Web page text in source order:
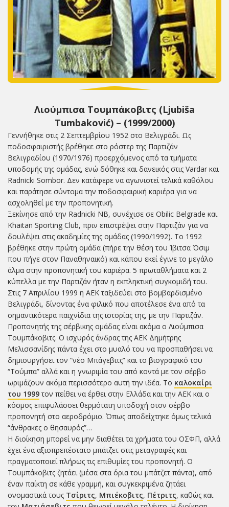
Λιούμπισα Τουμπάκοβιτς (Ljubiša
Tumbaković) – (1999/2000)
Γεννήθηκε στις 2 Σεπτεμβρίου 1952 στο Βελιγράδι. Ως
ποδοσφαιριστής βρέθηκε στο ρόστερ της Παρτιζάν
Βελιγραδίου (1970/1976) προερχόμενος από τα τμήματα
υποδομής της ομάδας, ενώ δόθηκε και δανεικός στις Vardar και
Radnicki Sombor. Δεν κατάφερε να αγωνιστεί τελικά καθόλου
και παράτησε σύντομα την ποδοσφαιρική καριέρα για να
ασχοληθεί με την προπονητική.
Ξεκίνησε από την Radnicki NB, συνέχισε σε Obilic Belgrade και
Khaitan Sporting Club, πριν επιστρέψει στην Παρτιζάν για να
δουλέψει στις ακαδημίες της ομάδας (1990/1992). Το 1992
βρέθηκε στην πρώτη ομάδα (πήρε την θέση του Ίβιτσα Όσιμ
που πήγε στον Παναθηναικό) και κάπου εκεί έγινε το μεγάλο
άλμα στην προπονητική του καριέρα. 5 πρωταθλήματα και 2
κύπελλα με την Παρτιζάν ήταν η εκπληκτική συγκομιδή του.
Στις 7 Απριλίου 1999 η ΑΕΚ ταξιδεύει στο βομβαρδισμένο
Βελιγράδι, δίνοντας ένα φιλικό που αποτέλεσε ένα από τα
σημαντικότερα παιχνίδια της ιστορίας της, με την Παρτιζάν.
Προπονητής της σέρβικης ομάδας είναι ακόμα ο Λιούμπισα
Τουμπάκοβιτς. Ο ισχυρός άνδρας της ΑΕΚ Δημήτρης
Μελισσανίδης πάντα έχει στο μυαλό του να προσπαθήσει να
δημιουργήσει τον “νέο Μπάγεβιτς” και το βιογραφικό του
“Τούμπα” αλλά και η γνωριμία του από κοντά με τον σέρβο
ωριμάζουν ακόμα περισσότερο αυτή την ιδέα. Το καλοκαίρι
του 1999 τον πείθει να έρθει στην Ελλάδα και την ΑΕΚ και ο
κόσμος επιφυλάσσει θερμότατη υποδοχή στον σέρβο
προπονητή στο αεροδρόμιο. Όπως αποδείχτηκε όμως τελικά
“άνθρακες ο θησαυρός”…
Η διοίκηση μπορεί να μην διαθέτει τα χρήματα του ΟΣΦΠ, αλλά
έχει ένα αξιοπρεπέστατο μπάτζετ στις μεταγραφές και
πραγματοποιεί πλήρως τις επιθυμίες του προπονητή. Ο
Τουμπάκοβιτς ζητάει (μέσα στα όρια του μπάτζετ πάντα), από
έναν παίκτη σε κάθε γραμμή, και συγκεκριμένα ζητάει
ονομαστικά τους Τσίριτς, Μπιέκοβιτς, Πέτριτς, καθώς και